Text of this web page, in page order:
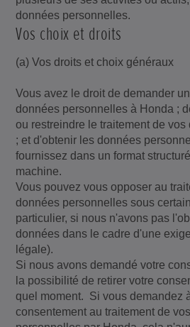
données personnelles.
Vos choix et droits
(a) Vos droits et choix généraux
Vous avez le droit de demander
données personnelles à Honda ;
ou restreindre le traitement de
; et d'obtenir les données
fournissez dans un format
machine.
Vous pouvez vous opposer au
données personnelles sous
particulier, si nous n'avons pas
données dans le cadre d'une
légale).
Si nous avons demandé votre
la possibilité de retirer votre
quel moment. Si vous demandez
consentement au traitement de